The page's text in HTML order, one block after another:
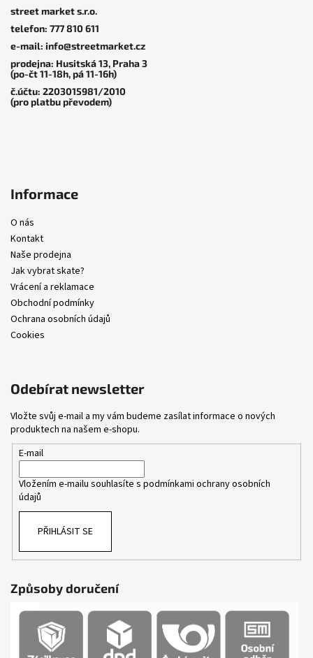
Bushingy|Thunder
street market s.r.o.
telefon: 777 810 611
e-mail: info@streetmarket.cz
prodejna: Husitská 13, Praha 3
(po-čt 11-18h, pá 11-16h)
č.účtu: 2203015981/2010
(pro platbu převodem)
Informace
O nás
Kontakt
Naše prodejna
Jak vybrat skate?
Vrácení a reklamace
Obchodní podmínky
Ochrana osobních údajů
Cookies
Odebírat newsletter
Vložte svůj e-mail a my vám budeme zasílat informace o nových
produktech na našem e-shopu.
E-mail
Vložením e-mailu souhlasíte s podmínkami ochrany osobních
údajů
PŘIHLÁSIT SE
Způsoby doručení